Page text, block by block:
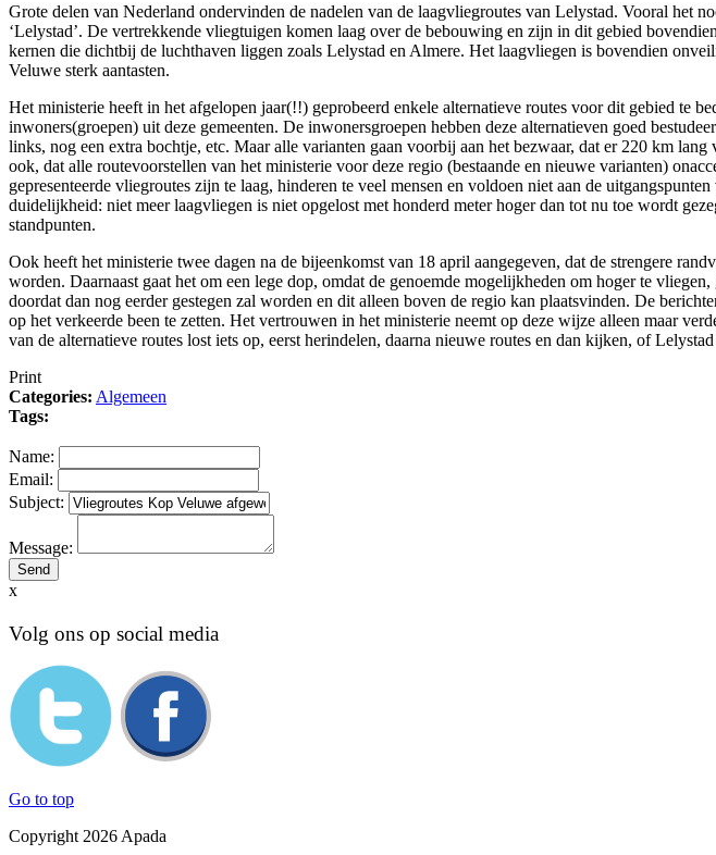
Grote delen van Nederland ondervinden de nadelen van de laagvliegroutes van Lelystad. Vooral het
‘Lelystad’. De vertrekkende vliegtuigen komen laag over de bebouwing en zijn in dit gebied
kernen die dichtbij de luchthaven liggen zoals Lelystad en Almere. Het laagvliegen is bovendien
Veluwe sterk aantasten.
Het ministerie heeft in het afgelopen jaar(!!) geprobeerd enkele alternatieve routes voor dit gebied te
inwoners(groepen) uit deze gemeenten. De inwonersgroepen hebben deze alternatieven goed
links, nog een extra bochtje, etc. Maar alle varianten gaan voorbij aan het bezwaar, dat er 220 km
ook, dat alle routevoorstellen van het ministerie voor deze regio (bestaande en nieuwe varianten)
gepresenteerde vliegroutes zijn te laag, hinderen te veel mensen en voldoen niet aan de
duidelijkheid: niet meer laagvliegen is niet opgelost met honderd meter hoger dan tot nu toe wordt
standpunten.
Ook heeft het ministerie twee dagen na de bijeenkomst van 18 april aangegeven, dat de strengere
worden. Daarnaast gaat het om een lege dop, omdat de genoemde mogelijkheden om hoger te
doordat dan nog eerder gestegen zal worden en dit alleen boven de regio kan plaatsvinden. De
op het verkeerde been te zetten. Het vertrouwen in het ministerie neemt op deze wijze alleen maar
van de alternatieve routes lost iets op, eerst herindelen, daarna nieuwe routes en dan kijken, of
Print
Categories: Algemeen
Tags:
Name:
Email:
Subject:
Message:
x
Volg ons op social media
Go to top
Copyright 2026 Apada